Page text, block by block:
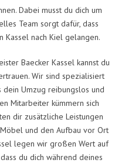
Dabei musst du dich um
Team sorgt dafür, dass
Kassel nach Kiel gelangen.
Baecker Kassel kannst du
Wir sind spezialisiert
dein Umzug reibungslos und
Mitarbeiter kümmern sich
dir zusätzliche Leistungen
und den Aufbau vor Ort
legen wir großen Wert auf
du dich während deines